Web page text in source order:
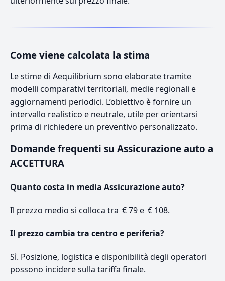
Come viene calcolata la stima
Le stime di Aequilibrium sono elaborate tramite
modelli comparativi territoriali, medie regionali e
aggiornamenti periodici. L’obiettivo è fornire un
intervallo realistico e neutrale, utile per orientarsi
prima di richiedere un preventivo personalizzato.
Domande frequenti su Assicurazione auto a
ACCETTURA
Quanto costa in media Assicurazione auto?
Il prezzo medio si colloca tra € 79 e € 108.
Il prezzo cambia tra centro e periferia?
Sì. Posizione, logistica e disponibilità degli operatori
possono incidere sulla tariffa finale.